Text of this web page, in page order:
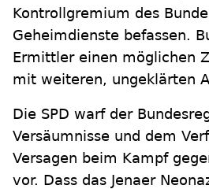
Kontrollgremium des
Geheimdienste befassen.
Ermittler einen möglichen
mit weiteren, ungeklärten
Die SPD warf der
Versäumnisse und dem
Versagen beim Kampf
vor. Dass das Jenaer